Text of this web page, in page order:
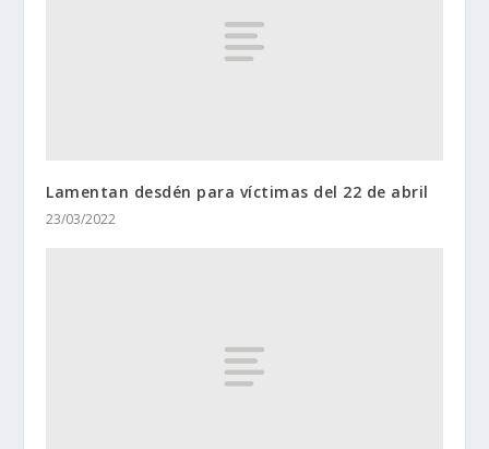
Lamentan desdén para víctimas del 22 de abril
23/03/2022